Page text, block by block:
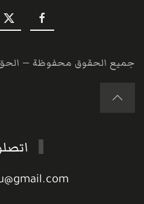
جميع الحقوق محفوظة —